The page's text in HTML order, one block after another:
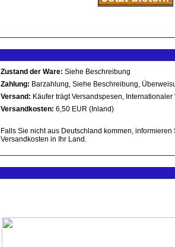
Zustand der Ware: Siehe Beschreibung
Zahlung: Barzahlung, Siehe Beschreibung,
Versand: Käufer trägt Versandspesen,
Versandkosten: 6,50 EUR (Inland)
Falls Sie nicht aus Deutschland kommen,
Versandkosten in Ihr Land.